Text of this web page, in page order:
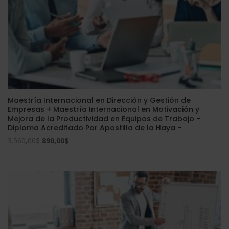
Maestría Internacional en Dirección y Gestión de
Empresas + Maestría Internacional en Motivación y
Mejora de la Productividad en Equipos de Trabajo –
Diploma Acreditado Por Apostilla de la Haya –
3.560,00$ El
890,00$